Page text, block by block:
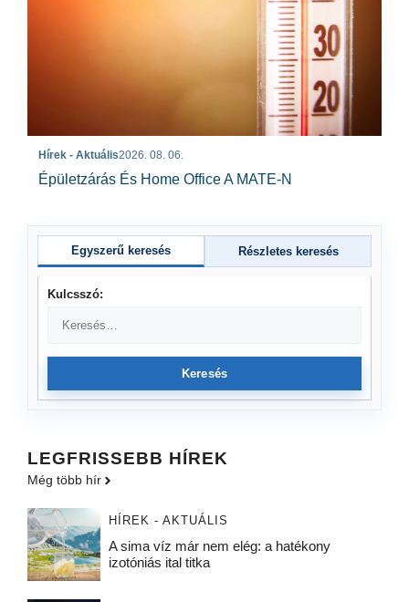
Hírek - Aktuális2026. 08. 06.
Épületzárás És Home Office A MATE-N
Egyszerű keresés Részletes keresés
Kulcsszó:
Keresés
LEGFRISSEBB HÍREK
Még több hír
HÍREK - AKTUÁLIS
A sima víz már nem elég: a hatékony
izotóniás ital titka